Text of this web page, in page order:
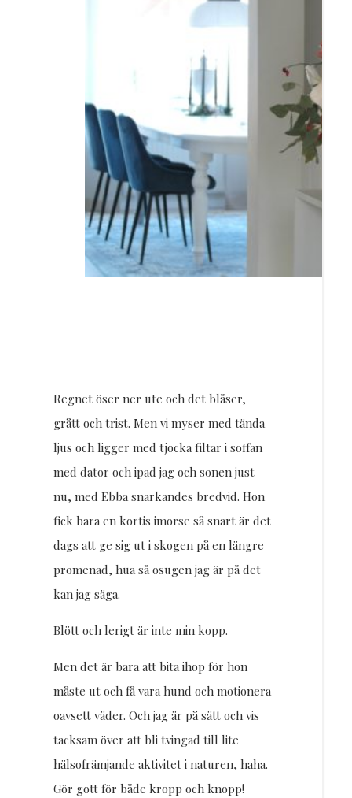
Regnet öser ner ute och det blåser,
grått och trist. Men vi myser med tända
ljus och ligger med tjocka filtar i soffan
med dator och ipad jag och sonen just
nu, med Ebba snarkandes bredvid. Hon
fick bara en kortis imorse så snart är det
dags att ge sig ut i skogen på en längre
promenad, hua så osugen jag är på det
kan jag säga.
Blött och lerigt är inte min kopp.
Men det är bara att bita ihop för hon
måste ut och få vara hund och motionera
oavsett väder. Och jag är på sätt och vis
tacksam över att bli tvingad till lite
hälsofrämjande aktivitet i naturen, haha.
Gör gott för både kropp och knopp!